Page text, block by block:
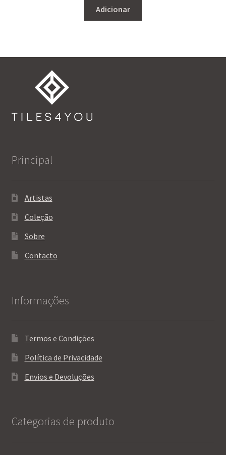
Adicionar
Principal
Artistas
Coleção
Sobre
Contacto
Informações
Termos e Condições
Política de Privacidade
Envios e Devoluções
Categorias de produto